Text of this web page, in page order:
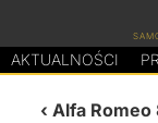
AKTUALNOŚCI
Alfa Romeo